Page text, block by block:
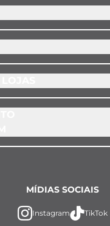
MÍDIAS SOCIAIS
Instagram TikTok